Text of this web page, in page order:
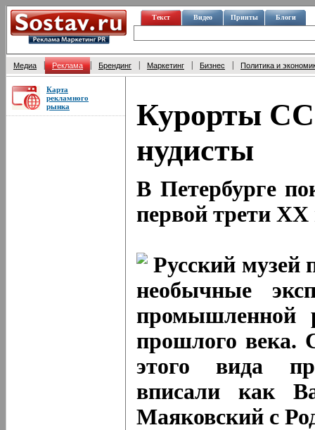
Текст Видео Принты Блоги
Медиа Реклама Брендинг Маркетинг Бизнес Политика и
Карта
рекламного
рынка
Курорты
нудисты
В Петербурге
первой трети XX
Русский музей
необычные
промышленной
прошлого века.
этого вида
вписали как
Маяковский с